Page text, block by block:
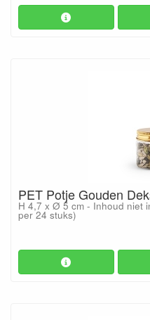
PET Potje Gouden
H 4,7 x Ø 5 cm - Inhoud niet
per 24 stuks)